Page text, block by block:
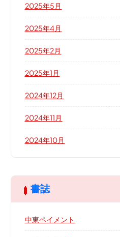
2025年5月
2025年4月
2025年2月
2025年1月
2024年12月
2024年11月
2024年10月
書誌
中東ペイメント